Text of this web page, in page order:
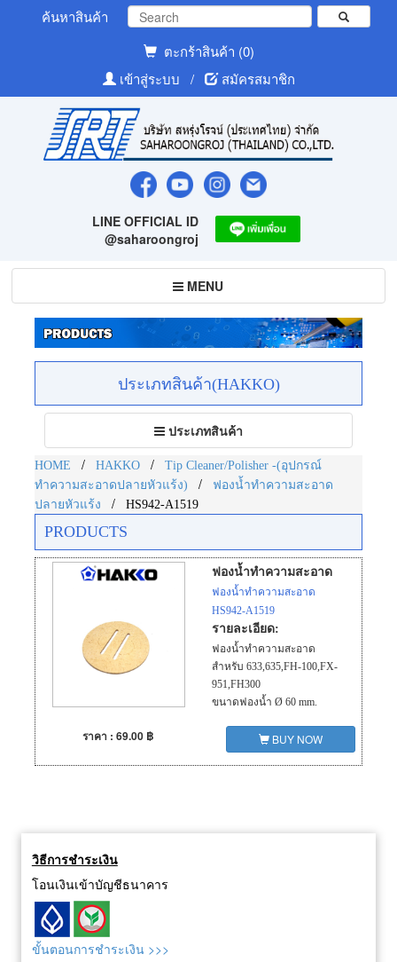
ค้นหาสินค้า
ตะกร้าสินค้า (0)
เข้าสู่ระบบ
/ สมัครสมาชิก
LINE OFFICIAL ID
@saharoongroj
Toggle
navigation
MENU
ประเภทสินค้า(HAKKO)
Toggle
navigation
ประเภทสินค้า
HOME / HAKKO /
Tip Cleaner/Polisher -(อุปกรณ์
ทำความสะอาดปลายหัวแร้ง)
/
ฟองน้ำทำความสะอาด
ปลายหัวแร้ง
/ HS942-A1519
PRODUCTS
ฟองน้ำทำความสะอาด
ฟองน้ำทำความสะอาด
HS942-A1519
รายละเอียด:
ฟองน้ำทำความสะอาด
สำหรับ 633,635,FH-100,FX-
951,FH300
ขนาดฟองน้ำ Ø 60 mm.
ราคา : 69.00 ฿ BUY NOW
วิธีการชำระเงิน
โอนเงินเข้าบัญชีธนาคาร
ขั้นตอนการชำระเงิน >>>